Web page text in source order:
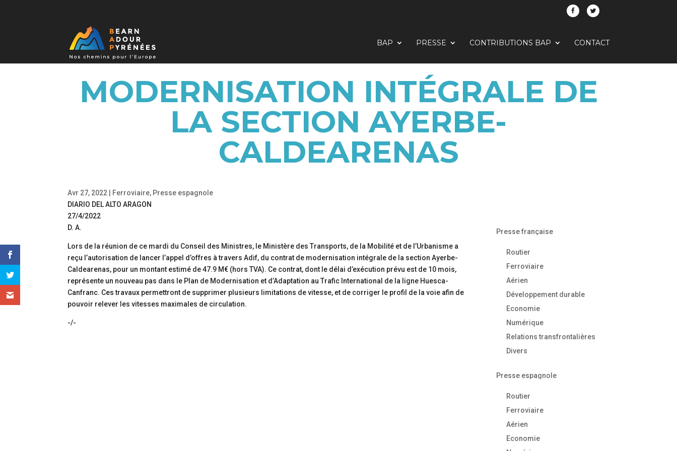
BAP PRESSE CONTRIBUTIONS BAP CONTACT
MODERNISATION INTÉGRALE DE
LA SECTION AYERBE-
CALDEARENAS
Avr 27, 2022 Ferroviaire, Presse espagnole
DIARIO DEL ALTO ARAGON
27/4/2022
D. A.
Lors de la réunion de ce mardi du Conseil des Ministres, le Ministère des Transports, de la Mobilité et de l’Urbanisme a
reçu l’autorisation de lancer l’appel d’offres à travers Adif, du contrat de modernisation intégrale de la section Ayerbe-
Caldearenas, pour un montant estimé de 47.9 M€ (hors TVA). Ce contrat, dont le délai d’exécution prévu est de 10 mois,
représente un nouveau pas dans le Plan de Modernisation et d’Adaptation au Trafic International de la ligne Huesca-
Canfranc. Ces travaux permettront de supprimer plusieurs limitations de vitesse, et de corriger le profil de la voie afin de
pouvoir relever les vitesses maximales de circulation.
-/-
Presse française
Routier
Ferroviaire
Aérien
Développement durable
Economie
Numérique
Relations transfrontalières
Divers
Presse espagnole
Routier
Ferroviaire
Aérien
Economie